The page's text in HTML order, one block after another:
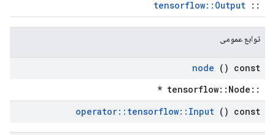
::
tensorflow::Output
توابع عمومی
node () const
::tensorflow::Node *
operator:: tensorflow:: Input () const